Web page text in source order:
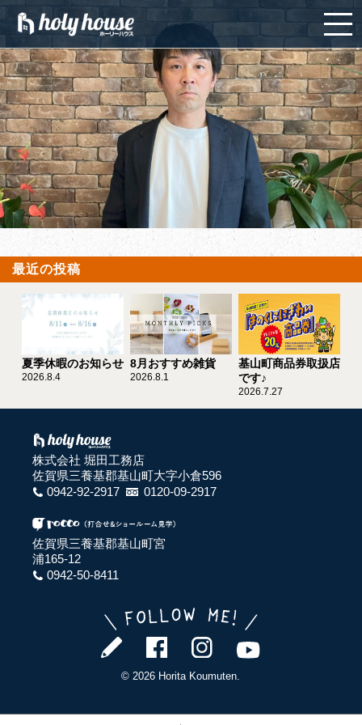
最近の投稿
夏季休暇のお知らせ
2026.8.4
8月おすすめ雑貨
2026.8.1
基山町商品券取扱店
です♪
2026.7.27
株式会社 堀田工務店
佐賀県三養基郡基山町大字小倉596
0942-92-2917
0120-09-2917
佐賀県三養基郡基山町宮
浦165-12
0942-50-8411
© 2026 Horita Koumuten.